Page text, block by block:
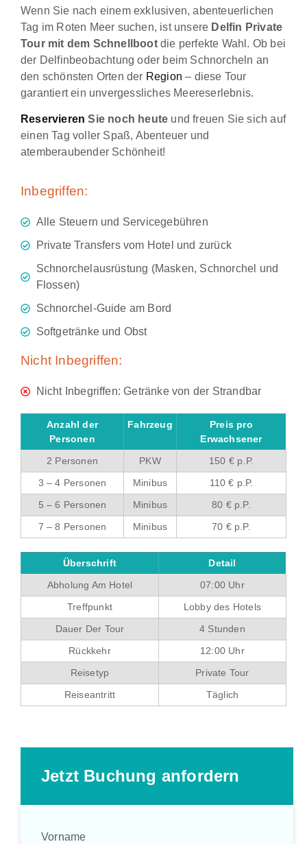
Wenn Sie nach einem exklusiven, abenteuerlichen
Tag im Roten Meer suchen, ist unsere Delfin Private
Tour mit dem Schnellbootdie perfekte Wahl. Ob bei
der Delfinbeobachtung oder beim Schnorcheln an
den schönsten Orten der Region – diese Tour
garantiert ein unvergessliches Meereserlebnis.
Reservieren Sie noch heute und freuen Sie sich auf
einen Tag voller Spaß, Abenteuer und
atemberaubender Schönheit!
Inbegriffen:
Alle Steuern und Servicegebühren
Private Transfers vom Hotel und zurück
Schnorchelausrüstung (Masken, Schnorchel und
Flossen)
Schnorchel-Guide am Bord
Softgetränke und Obst
Nicht Inbegriffen:
Nicht Inbegriffen: Getränke von der Strandbar
Anzahl der
Personen
Fahrzeug
Preis pro
Erwachsener
2 Personen
PKW
150 € p.P.
3 – 4 Personen
Minibus
110 € p.P.
5 – 6 Personen
Minibus
80 € p.P.
7 – 8 Personen
Minibus 70 € p.P.
Überschrift
Detail
Abholung Am Hotel
07:00 Uhr
Treffpunkt
Lobby des Hotels
Dauer Der Tour
4 Stunden
Rückkehr
12:00 Uhr
Reisetyp
Private Tour
Reiseantritt
Täglich
Jetzt Buchung anfordern
Vorname